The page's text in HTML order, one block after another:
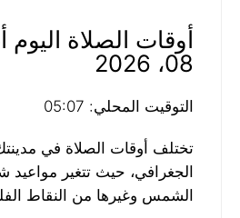
أوقات الصلاة
08، 2026
التوقيت المحلي: 05:07
تختلف أوقات الصلاة في
الجغرافي، حيث تتغير
الشمس وغيرها من النقاط